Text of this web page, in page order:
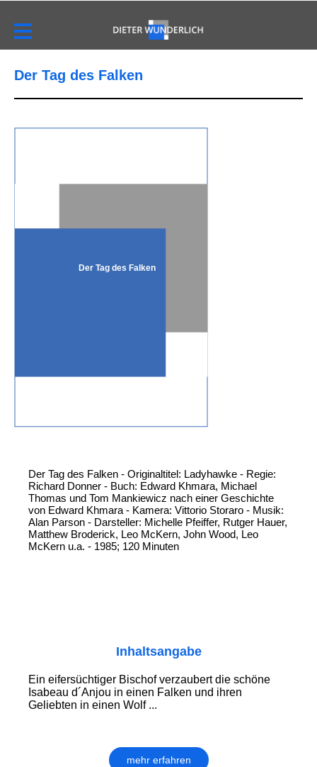
Der Tag des Falken
Der Tag des Falken
Der Tag des Falken - Originaltitel: Ladyhawke - Regie:
Richard Donner - Buch: Edward Khmara, Michael
Thomas und Tom Mankiewicz nach einer Geschichte
von Edward Khmara - Kamera: Vittorio Storaro - Musik:
Alan Parson - Darsteller: Michelle Pfeiffer, Rutger Hauer,
Matthew Broderick, Leo McKern, John Wood, Leo
McKern u.a. - 1985; 120 Minuten
Inhaltsangabe
Ein eifersüchtiger Bischof verzaubert die schöne
Isabeau d´Anjou in einen Falken und ihren
Geliebten in einen Wolf ...
mehr erfahren